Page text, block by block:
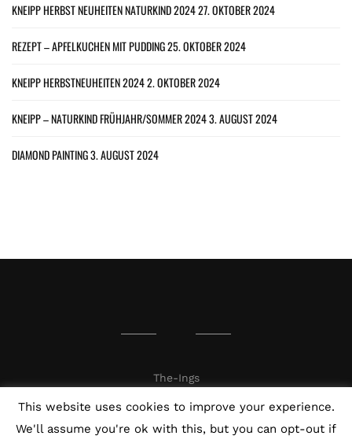
KNEIPP HERBST NEUHEITEN NATURKIND 202427. OKTOBER 2024
REZEPT – APFELKUCHEN MIT PUDDING25. OKTOBER 2024
KNEIPP HERBSTNEUHEITEN 20242. OKTOBER 2024
KNEIPP – NATURKIND FRÜHJAHR/SOMMER 20243. AUGUST 2024
DIAMOND PAINTING3. AUGUST 2024
The-Ings
This website uses cookies to improve your experience.
We'll assume you're ok with this, but you can opt-out if